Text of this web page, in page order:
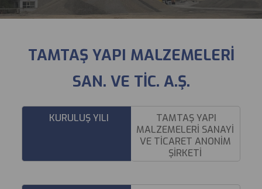
TAMTAŞ YAPI MALZEMELERİ
SAN. VE TİC. A.Ş.
KURULUŞ YILI
TAMTAŞ YAPI
MALZEMELERİ SANAYİ
VE TİCARET ANONİM
ŞİRKETİ